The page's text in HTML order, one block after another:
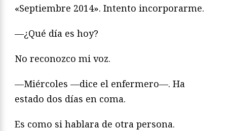
«Septiembre 2014». Intento incorporarme.
—¿Qué día es hoy?
No reconozco mi voz.
—Miércoles —dice el enfermero—. Ha
estado dos días en coma.
Es como si hablara de otra persona.